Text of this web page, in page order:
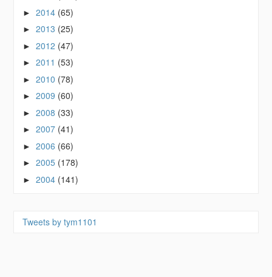
►2014 (65)
►2013 (25)
►2012 (47)
►2011 (53)
►2010 (78)
►2009 (60)
►2008 (33)
►2007 (41)
►2006 (66)
►2005 (178)
►2004 (141)
Tweets by tym1101